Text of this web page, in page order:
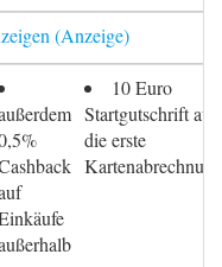
10 Euro
Startgutschrift auf
die erste
Kartenabrechnung